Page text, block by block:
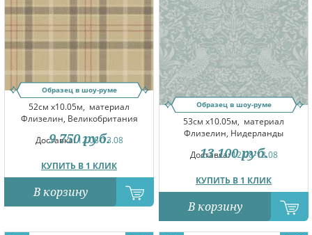
Образец в шоу-руме
52см x10.05м, материал
Флизелин, Великобритания
Доставка:12.08-13.08
КУПИТЬ В 1 КЛИК
9 750 руб.
В корзину
Образец в шоу-руме
53см x10.05м, материал
Флизелин, Нидерланды
Доставка:12.08-13.08
КУПИТЬ В 1 КЛИК
13 100 руб.
В корзину